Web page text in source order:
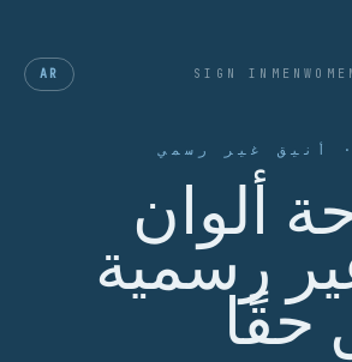
MEN
SIGN IN
AR
أنيق غير رسمي
ألوان
رسمية
حقًا